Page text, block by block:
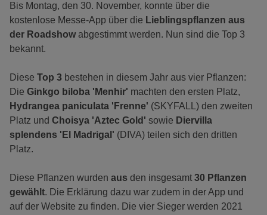
Bis Montag, den 30. November, konnte über die
kostenlose Messe-App über die Lieblingspflanzen aus
der Roadshowabgestimmt werden. Nun sind die Top 3
bekannt.
Diese Top 3 bestehen in diesem Jahr aus vier Pflanzen:
Die Ginkgo biloba 'Menhir' machten den ersten Platz,
Hydrangea paniculata 'Frenne' (SKYFALL) den zweiten
Platz und Choisya 'Aztec Gold' sowie Diervilla
splendens 'El Madrigal' (DIVA) teilen sich den dritten
Platz.
Diese Pflanzen wurden aus den insgesamt 30 Pflanzen
gewählt. Die Erklärung dazu war zudem in der App und
auf der Website zu finden. Die vier Sieger werden 2021